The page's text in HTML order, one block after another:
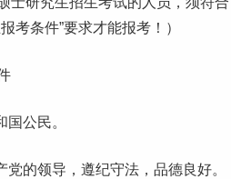
考条件”要求才能报考！）
国公民。
党的领导，遵纪守法，品德良好。